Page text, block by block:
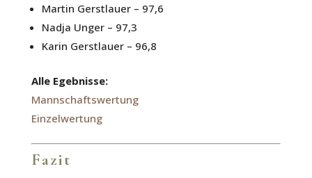
Martin Gerstlauer – 97,6
Nadja Unger – 97,3
Karin Gerstlauer – 96,8
Alle Egebnisse:
Mannschaftswertung
Einzelwertung
Fazit